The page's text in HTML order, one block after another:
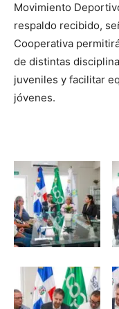
Movimiento
respaldo recibido,
Cooperativa
de distintas
juveniles y facilitar
jóvenes.